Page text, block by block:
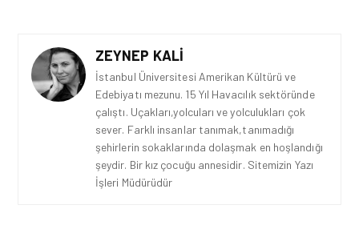
ZEYNEP KALI
İstanbul Üniversitesi Amerikan Kültürü ve
Edebiyatı mezunu. 15 Yıl Havacılık sektöründe
çalıştı. Uçakları,yolcuları ve yolculukları çok
sever. Farklı insanlar tanımak,tanımadığı
şehirlerin sokaklarında dolaşmak en hoşlandığı
şeydir. Bir kız çocuğu annesidir. Sitemizin Yazı
İşleri Müdürüdür